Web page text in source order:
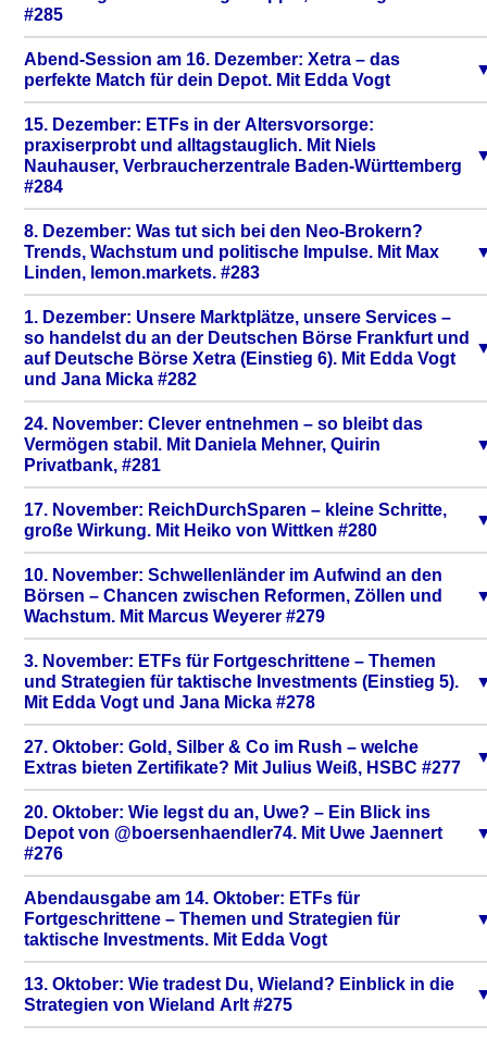
#285
Abend-Session am 16. Dezember: Xetra – das
perfekte Match für dein Depot. Mit Edda Vogt
15. Dezember: ETFs in der Altersvorsorge:
praxiserprobt und alltagstauglich. Mit Niels
Nauhauser, Verbraucherzentrale Baden-Württemberg
#284
8. Dezember: Was tut sich bei den Neo-Brokern?
Trends, Wachstum und politische Impulse. Mit Max
Linden, lemon.markets. #283
1. Dezember: Unsere Marktplätze, unsere Services –
so handelst du an der Deutschen Börse Frankfurt und
auf Deutsche Börse Xetra (Einstieg 6). Mit Edda Vogt
und Jana Micka #282
24. November: Clever entnehmen – so bleibt das
Vermögen stabil. Mit Daniela Mehner, Quirin
Privatbank, #281
17. November: ReichDurchSparen – kleine Schritte,
große Wirkung. Mit Heiko von Wittken #280
10. November: Schwellenländer im Aufwind an den
Börsen – Chancen zwischen Reformen, Zöllen und
Wachstum. Mit Marcus Weyerer #279
3. November: ETFs für Fortgeschrittene – Themen
und Strategien für taktische Investments (Einstieg 5).
Mit Edda Vogt und Jana Micka #278
27. Oktober: Gold, Silber & Co im Rush – welche
Extras bieten Zertifikate? Mit Julius Weiß, HSBC #277
20. Oktober: Wie legst du an, Uwe? – Ein Blick ins
Depot von @boersenhaendler74. Mit Uwe Jaennert
#276
Abendausgabe am 14. Oktober: ETFs für
Fortgeschrittene – Themen und Strategien für
taktische Investments. Mit Edda Vogt
13. Oktober: Wie tradest Du, Wieland? Einblick in die
Strategien von Wieland Arlt #275